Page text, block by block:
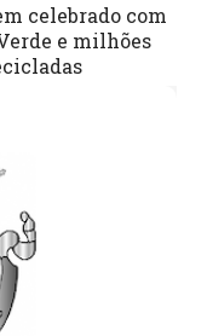
celebrado com
e milhões